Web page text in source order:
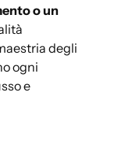
o un
degli
ogni
e